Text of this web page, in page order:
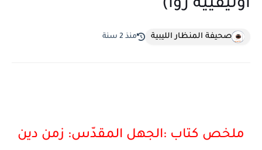
أوليفييه روا)
صحيفة المنظار الليبية منذ 2 سنة
ملخص كتاب :الجهل المقدّس: زمن دين